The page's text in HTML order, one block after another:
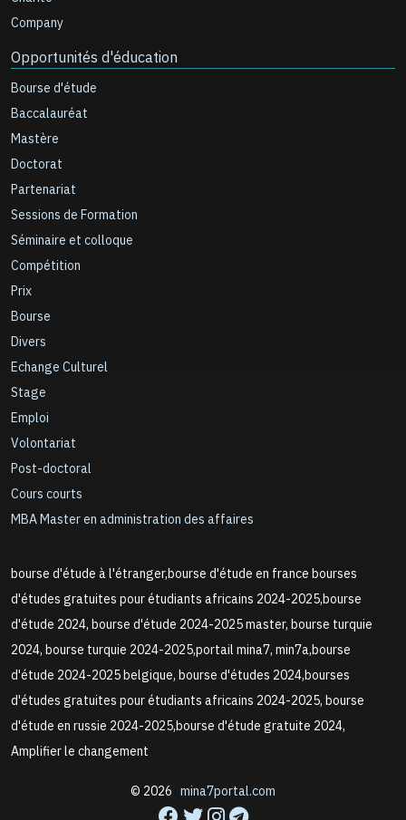
Company
Opportunités d'éducation
Bourse d'étude
Baccalauréat
Mastère
Doctorat
Partenariat
Sessions de Formation
Séminaire et colloque
Compétition
Prix
Bourse
Divers
Echange Culturel
Stage
Emploi
Volontariat
Post-doctoral
Cours courts
MBA Master en administration des affaires
bourse d'étude à l'étranger,bourse d'étude en france bourses
d'études gratuites pour étudiants africains 2024-2025,bourse
d'étude 2024, bourse d'étude 2024-2025 master, bourse turquie
2024, bourse turquie 2024-2025,portail mina7, min7a,bourse
d'étude 2024-2025 belgique, bourse d'études 2024,bourses
d'études gratuites pour étudiants africains 2024-2025, bourse
d'étude en russie 2024-2025,bourse d'étude gratuite 2024,
Amplifier le changement
© 2026 mina7portal.com